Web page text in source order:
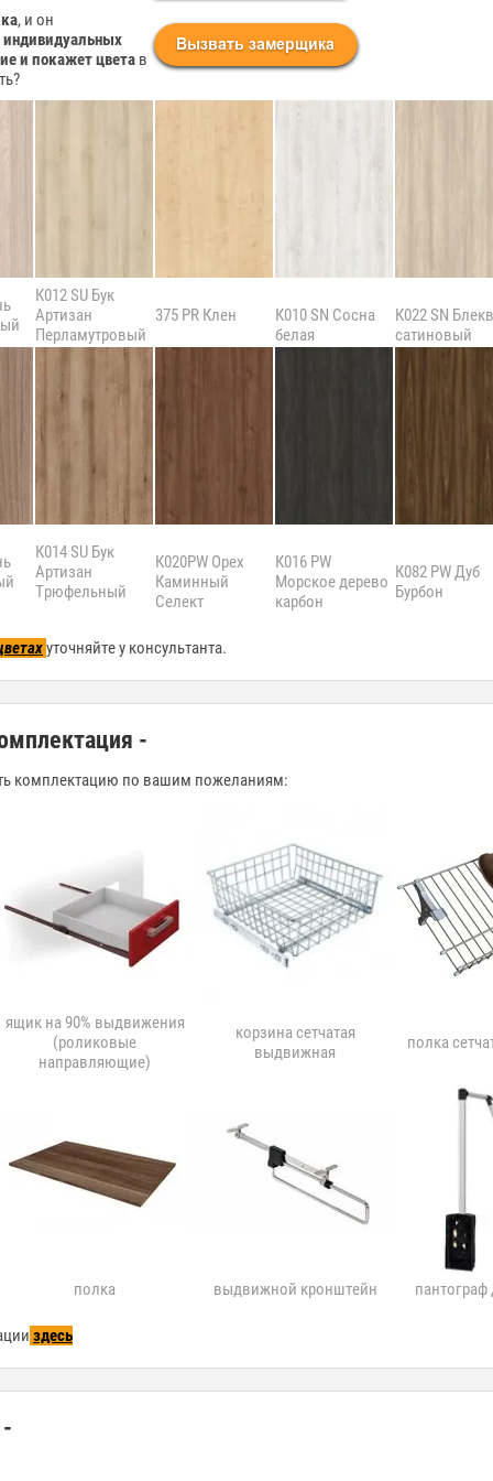
, и он
индивидуальных
и покажет цвета в
К012 SU Бук
Артизан
Перламутровый
375 PR Клен
К010 SN Сосна
белая
К022 SN
сатиновый
К014 SU Бук
Артизан
Трюфельный
К020PW Орех
Каминный
Селект
К016 PW
Морское дерево
карбон
К082 PW Дуб
Бурбон
уточняйте у консультанта.
-
комплектацию по вашим пожеланиям:
ящик на 90% выдвижения
(роликовые
направляющие)
корзина сетчатая
выдвижная
полка
полка выдвижной кронштейн
здесь